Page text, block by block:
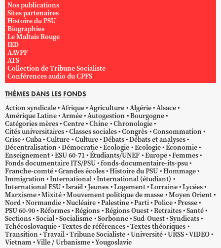
Nos publications
Sites partenaires
Histoire du PSU
Biographies
Le Maltais Rouge
IED
AAVPF
ATS
Collection de Tribune Socialiste
Conférences audio du CPFS
THÈMES DANS LES FONDS
Action syndicale Afrique Agriculture Algérie Alsace
Amérique Latine Armée Autogestion
Bourgogne
Catégories mères Centre Chine Chronologie
Cités universitaires Classes sociales Congrès Consommation
Crise Cuba Culture Culture Débats Débats et analyses
Décentralisation Démocratie Écologie Ecologie Économie
Enseignement ESU 60-71 Étudiants/UNEF Europe Femmes
Fonds documentaire ITS/PSU fonds-documentaire-its-psu
Franche-comté Grandes écoles Histoire du PSU Hommage
Immigration International International (étudiant)
International ESU Israël Jeunes Logement Lorraine Lycées
Marxisme Mixité Mouvement politique de masse Moyen Orient
Nord Normandie Nucléaire Palestine Parti Police Presse
PSU 60-90 Réformes Régions Régions Ouest Retraites Santé
Sections Social Socialisme Sorbonne Sud-Ouest Syndicats
Tchécoslovaquie Textes de références Textes théoriques
Transition Travail Tribune Socialiste Université URSS VIDEO
Vietnam Ville / Urbanisme Yougoslavie